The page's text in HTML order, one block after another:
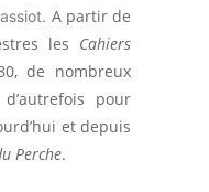
A partir de
les Cahiers
de nombreux
pour
et depuis
Perche.